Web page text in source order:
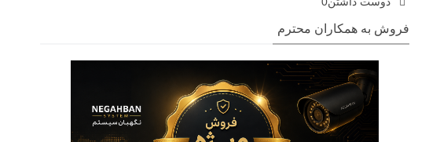
فروش به همکاران محترم